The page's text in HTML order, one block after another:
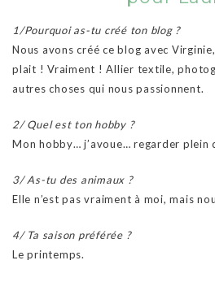
1/Pourquoi as-tu créé ton blog ?
Nous avons créé ce blog avec
plait ! Vraiment ! Allier textile,
autres choses qui nous passionnent.
2/ Quel est ton hobby ?
Mon hobby… j’avoue… regarder plein
3/ As-tu des animaux ?
Elle n’est pas vraiment à moi, mais
4/ Ta saison préférée ?
Le printemps.